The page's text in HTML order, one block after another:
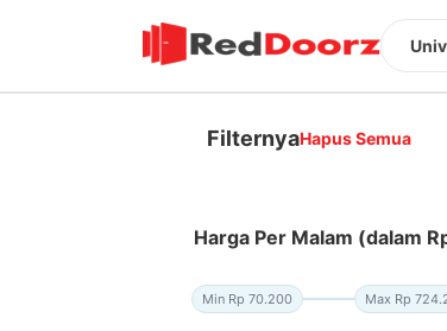
FilternyaHapus Semua
Harga Per Malam (dalam
Min Rp 70.200 Max Rp